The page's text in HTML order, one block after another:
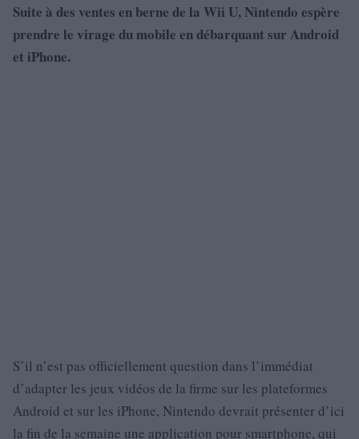
Suite à des ventes en berne de la Wii U, Nintendo espère
prendre le virage du mobile en débarquant sur Android
et iPhone.
S’il n’est pas officiellement question dans l’immédiat
d’adapter les jeux vidéos de la firme sur les plateformes
Android et sur les iPhone, Nintendo devrait présenter d’ici
la fin de la semaine une application pour smartphone, qui